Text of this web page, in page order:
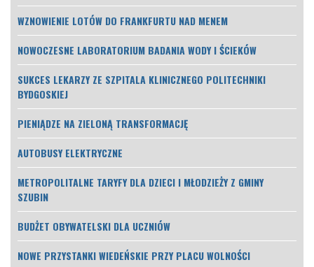
WZNOWIENIE LOTÓW DO FRANKFURTU NAD MENEM
NOWOCZESNE LABORATORIUM BADANIA WODY I ŚCIEKÓW
SUKCES LEKARZY ZE SZPITALA KLINICZNEGO POLITECHNIKI
BYDGOSKIEJ
PIENIĄDZE NA ZIELONĄ TRANSFORMACJĘ
AUTOBUSY ELEKTRYCZNE
METROPOLITALNE TARYFY DLA DZIECI I MŁODZIEŻY Z GMINY
SZUBIN
BUDŻET OBYWATELSKI DLA UCZNIÓW
NOWE PRZYSTANKI WIEDEŃSKIE PRZY PLACU WOLNOŚCI